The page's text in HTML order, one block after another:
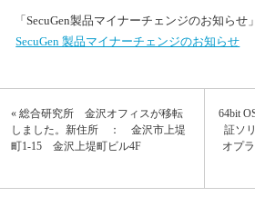
「SecuGen製品マイナーチェンジのお知らせ
SecuGen 製品マイナーチェンジのお知らせ
64bit
証ソ
オプ
« 総合研究所 金沢オフィスが移転
しました。新住所 ： 金沢市上堤
町1-15 金沢上堤町ビル4F